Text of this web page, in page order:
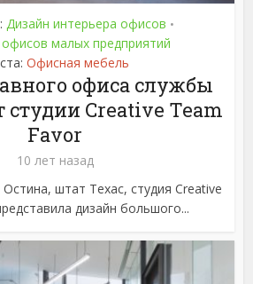
Дизайн интерьера офисов •
малых предприятий
Офисная мебель
офиса службы
студии Creative Team
Favor
10 лет назад
штат Техас, студия Creative
дизайн большого...